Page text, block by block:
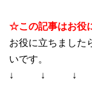
☆この記事はお役
お役に立ちました
いです。
↓ ↓ ↓